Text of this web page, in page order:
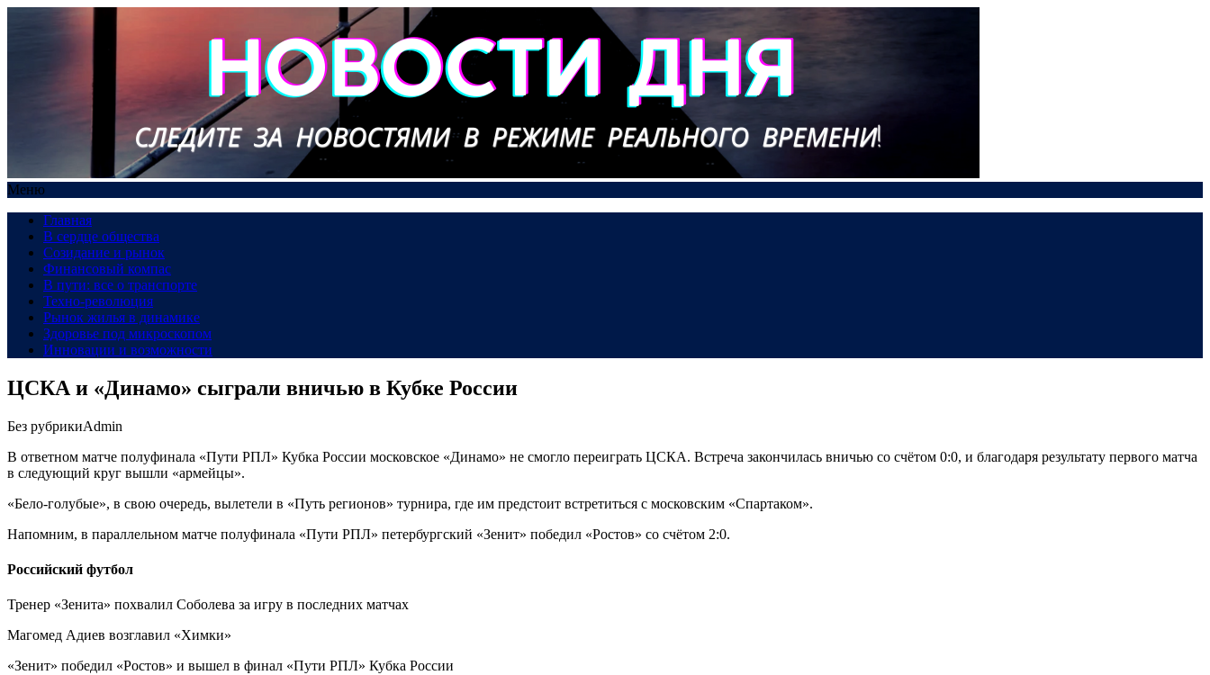
Меню
Главная
В сердце общества
Созидание и рынок
Финансовый компас
В пути: все о транспорте
Техно-революция
Рынок жилья в динамике
Здоровье под микроскопом
Инновации и возможности
ЦСКА и «Динамо» сыграли вничью в Кубке России
Без рубрикиAdmin
В ответном матче полуфинала «Пути РПЛ» Кубка России московское «Динамо» не смогло переиграть ЦСКА. Встреча закончилась вничью со счётом 0:0, и благодаря результату первого матча
в следующий круг вышли «армейцы».
«Бело-голубые», в свою очередь, вылетели в «Путь регионов» турнира, где им предстоит встретиться с московским «Спартаком».
Напомним, в параллельном матче полуфинала «Пути РПЛ» петербургский «Зенит» победил «Ростов» со счётом 2:0.
Российский футбол
Тренер «Зенита» похвалил Соболева за игру в последних матчах
Магомед Адиев возглавил «Химки»
«Зенит» победил «Ростов» и вышел в финал «Пути РПЛ» Кубка России